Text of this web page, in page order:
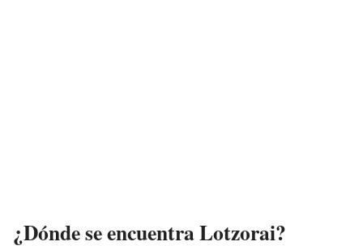
¿Dónde se encuentra Lotzorai?